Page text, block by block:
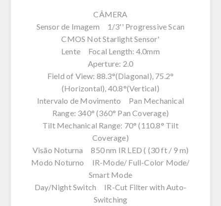
CÂMERA
Sensor de Imagem 1/3'' Progressive Scan
CMOS Not Starlight Sensor'
Lente Focal Length: 4.0mm
Aperture: 2.0
Field of View: 88.3°(Diagonal), 75.2°
(Horizontal), 40.8°(Vertical)
Intervalo de Movimento Pan Mechanical
Range: 340° (360° Pan Coverage)
Tilt Mechanical Range: 70° (110.8° Tilt
Coverage)
Visão Noturna 850 nm IR LED ( (30 ft / 9 m)
Modo Noturno IR-Mode/ Full-Color Mode/
Smart Mode
Day/Night Switch IR-Cut Filter with Auto-
Switching